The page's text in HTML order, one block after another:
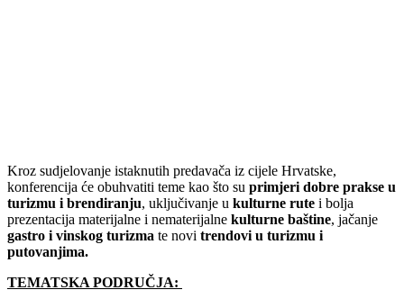
Kroz sudjelovanje istaknutih predavača iz cijele Hrvatske,
konferencija će obuhvatiti teme kao što su primjeri dobre prakse u
turizmu i brendiranju, uključivanje u kulturne rute i bolja
prezentacija materijalne i nematerijalne kulturne baštine, jačanje
gastro i vinskog turizma te novi trendovi u turizmu i
putovanjima.
TEMATSKA PODRUČJA: